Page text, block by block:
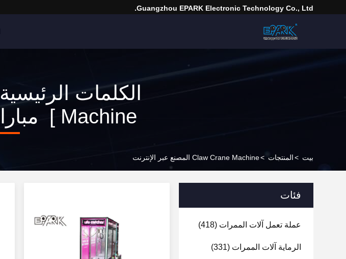
Guangzhou EPARK Electronic Technology Co., Ltd.
Machine ] مباراة 160 المنتجات
بيت >المنتجات >Claw Crane Machine المصنع عبر الإنترنت
فئات
عملة تعمل آلات الممرات (418)
الرماية آلات الممرات (331)